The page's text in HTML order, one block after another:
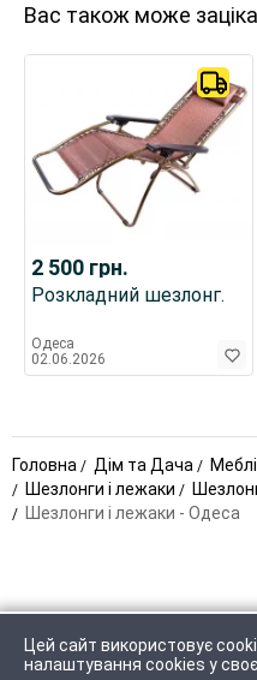
Вас також може
2 500 грн.
Розкладний шезлонг.
Одеса
02.06.2026
Головна Дім та Дача Меблі
Шезлонги і лежаки
Шезлонги і лежаки - Одеса
Цей сайт використовує
налаштування cookies у
ЗАТЕЛЕФОНУВАТИ